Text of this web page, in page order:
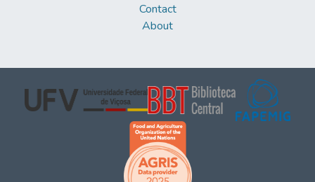
Contact
About